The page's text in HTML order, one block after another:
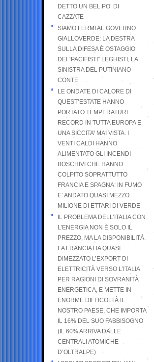
DETTO UN BEL PO’ DI
CAZZATE
SIAMO FERMI AL GOVERNO
GIALLOVERDE: LA DESTRA
SULLA DIFESA È OSTAGGIO
DEI “PACIFISTI” LEGHISTI, LA
SINISTRA DEL PUTINIANO
CONTE
LE ONDATE DI CALORE DI
QUEST’ESTATE HANNO
PORTATO TEMPERATURE
RECORD IN TUTTA EUROPA E
UNA SICCITA’ MAI VISTA. I
VENTI CALDI HANNO
ALIMENTATO GLI INCENDI
BOSCHIVI CHE HANNO
COLPITO SOPRATTUTTO
FRANCIA E SPAGNA: IN FUMO
E’ ANDATO QUASI MEZZO
MILIONE DI ETTARI DI VERDE
IL PROBLEMA DELL’ITALIA CON
L’ENERGIA NON È SOLO IL
PREZZO, MA LA DISPONIBILITÀ.
LA FRANCIA HA QUASI
DIMEZZATO L’EXPORT DI
ELETTRICITÀ VERSO L’ITALIA
PER RAGIONI DI SOVRANITÀ
ENERGETICA, E METTE IN
ENORME DIFFICOLTÀ IL
NOSTRO PAESE, CHE IMPORTA
IL 16% DEL SUO FABBISOGNO
(IL 60% ARRIVA DALLE
CENTRALI ATOMICHE
D’OLTRALPE)